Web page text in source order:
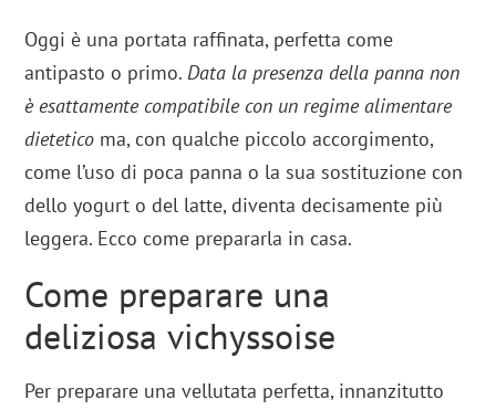
Oggi è una portata raffinata, perfetta come
antipasto o primo.Data la presenza della panna non
è esattamente compatibile con un regime alimentare
dietetico ma, con qualche piccolo accorgimento,
come l’uso di poca panna o la sua sostituzione con
dello yogurt o del latte, diventa decisamente più
leggera. Ecco come prepararla in casa.
Come preparare una
deliziosa vichyssoise
Per preparare una vellutata perfetta, innanzitutto